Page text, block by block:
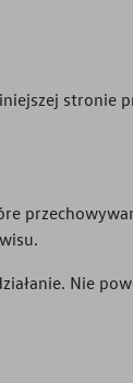
stronie
Nie